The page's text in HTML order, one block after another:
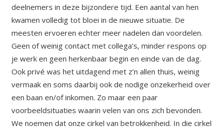
deelnemers in deze bijzondere tijd. Een aantal van hen
kwamen volledig tot bloei in de nieuwe situatie. De
meesten ervoeren echter meer nadelen dan voordelen.
Geen of weinig contact met collega’s, minder respons op
je werk en geen herkenbaar begin en einde van de dag.
Ook privé was het uitdagend met z’n allen thuis, weinig
vermaak en soms daarbij ook de nodige onzekerheid over
een baan en/of inkomen. Zo maar een paar
voorbeeldsituaties waarin velen van ons zich bevonden.
We noemen dat onze cirkel van betrokkenheid. In die cirkel